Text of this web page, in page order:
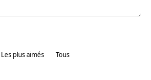
Les plus aimés Tous